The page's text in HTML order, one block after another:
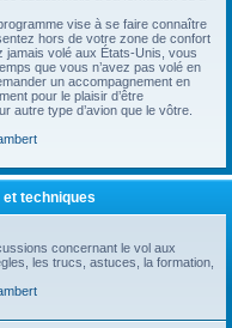
vise à se faire connaître
hors de votre zone de confort
jamais volé aux États-Unis, vous
que vous n’avez pas volé en
un accompagnement en
pour le plaisir d’être
autre type d’avion que le vôtre.
techniques
concernant le vol aux
les trucs, astuces, la formation,